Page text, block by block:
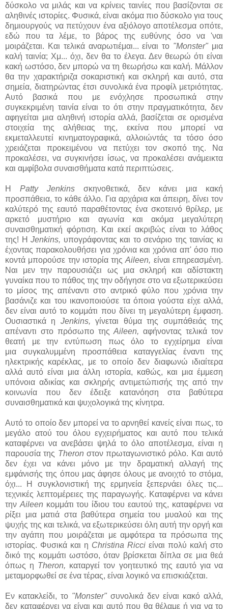
δύσκολο να μιλάς και να κρίνεις ταινίες που βασίζονται σε
αληθινές ιστορίες. Φυσικά, είναι ακόμα πιο δύσκολο για τους
δημιουργούς να πετύχουν ένα αξιόλογο αποτέλεσμα οπότε,
εδώ που τα λέμε, το βάρος της ευθύνης όσο να 'ναι
μοιράζεται. Και τελικά αναρωτιέμαι... είναι το "Monster" μια
καλή ταινία; Χμ... όχι, δεν θα το έλεγα. Δεν θεωρώ ότι είναι
κακή ωστόσο, δεν μπορώ να τη θεωρήσω και καλή. Μάλλον
θα την χαρακτήριζα σοκαριστική και σκληρή και αυτό, στα
σημεία, διατηρώντας έτσι συνολικά ένα προφίλ μετριότητας.
Αυτό βασικά που με ενόχλησε προσωπικά στην
συγκεκριμένη ταινία είναι το ότι στην πραγματικότητα, δεν
αφηγείται μια αληθινή ιστορία αλλά, βασίζεται σε ορισμένα
στοιχεία της αλήθειας της, εκείνα που μπορεί να
εκμεταλλευτεί κινηματογραφικά, αλλοιώντάς τα τόσο όσο
χρειάζεται προκειμένου να πετύχει τον σκοπό της. Να
προκαλέσει, να συγκινήσει ίσως, να προκαλέσει ανάμεικτα
και αμφίβολα συναισθήματα κατά περιπτώσεις.
Η Patty Jenkinsσκηνοθετικά, δεν κάνει μια κακή
προσπάθεια, το κάθε άλλο. Για αρχάρια και άπειρη, δίνει τον
καλύτερό της εαυτό παραθέτοντας ένα σκοτεινό θρίλερ, με
αρκετό μυστήριο και αγωνία και ακόμα μεγαλύτερη
συναισθηματική φόρτιση. Και εκεί ακριβώς είναι το λάθος
της! ΗJenkins, υπογράφοντας και το σενάριο της ταινίας κι
έχοντας παρακολουθήσει για χρόνια και χρόνια απ' όσο πιο
κοντά μπορούσε την ιστορία τηςAileen, είναι επηρεασμένη.
Ναι μεν την παρουσιάζει ως μια σκληρή και αδίστακτη
γυναίκα που το πάθος της την οδήγησε στο να εξωτερικεύσει
το μίσος της απέναντι στο αντρικό φύλο που χρόνια την
βασάνιζε και του ικανοποιούσε τα όποια γούστα είχε αλλά,
δεν είναι αυτό το κομμάτι που δίνει τη μεγαλύτερη έμφαση.
Ουσιαστικά η Jenkins, γίνεται θύμα της συμπάθειάς της
απέναντι στο πρόσωπο τηςAileen, αφήνοντας τελικά τον
θεατή με την εντύπωση πως όλο το εγχείρημα είναι
μια συγκαλυμμένη προσπάθεια καταγγελίας έναντι της
ηλεκτρικής καρέκλας, με το οποίο δεν διαφωνώ ιδιαίτερα
αλλά αυτό είναι μια άλλη ιστορία, καθώς, και μια έμμεση
υπόνοια αδικίας και σκληρής αντιμετώπισής της από την
κοινωνία που δεν έδειξε κατανόηση στα βαθύτερα
συναισθηματικά και ψυχολογικά της κίνητρα.
Αυτό το οποίο δεν μπορεί να το αρνηθεί κανείς είναι πως, το
μεγάλο ατού του όλου εγχειρήματος και αυτό που τελικά
καταφέρνει να ανεβάσει ψηλά το όλο αποτέλεσμα, είναι η
παρουσία της Theron στον πρωταγωνιστικό ρόλο. Και αυτό
δεν έχει να κάνει μόνο με την δραματική αλλαγή της
εμφάνισής της όπου μας άφησε όλους με ανοιχτό το στόμα,
όχι... Η συγκλονιστική της ερμηνεία ξεπερνάει όλες τις...
τεχνικές λεπτομέρειες της παραγωγής. Καταφέρνει να κάνει
την Aileen κομμάτι του ίδιου του εαυτού της, καταφέρνει να
ρίξει μια ματιά στα βαθύτερα σημεία του μυαλού και της
ψυχής της και τελικά, να εξωτερικεύσει όλη αυτή την οργή και
την αγάπη που μοιράζεται με αμφότερα τα πρόσωπα της
ιστορίας. Φυσικά και η Christina Ricci είναι πολύ καλή στο
δικό της κομμάτι ωστόσο, όταν βρίσκεται δίπλα σε μια θεά
όπως η Theron, καταργεί τον γοητευτικό της εαυτό για να
μεταμορφωθεί σε ένα τέρας, είναι λογικό να επισκιάζεται.
Εν κατακλείδι, το "Monster" συνολικά δεν είναι κακό αλλά,
δεν καταφέρνει να είναι και αυτό που θα θέλαμε ή για να το